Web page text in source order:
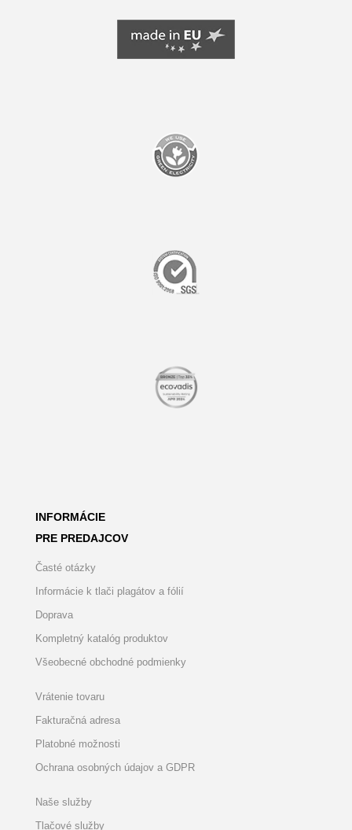
INFORMÁCIE
PRE PREDAJCOV
Časté otázky
Informácie k tlači plagátov a fólií
Doprava
Kompletný katalóg produktov
Všeobecné obchodné podmienky
Vrátenie tovaru
Fakturačná adresa
Platobné možnosti
Ochrana osobných údajov a GDPR
Naše služby
Tlačové služby